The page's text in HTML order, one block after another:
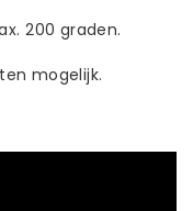
200 graden.
mogelijk.